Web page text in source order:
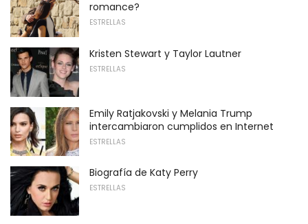
romance?
ESTRELLAS
Kristen Stewart y Taylor Lautner
ESTRELLAS
Emily Ratjakovski y Melania Trump
intercambiaron cumplidos en Internet
ESTRELLAS
Biografía de Katy Perry
ESTRELLAS